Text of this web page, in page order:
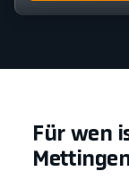
Für wen